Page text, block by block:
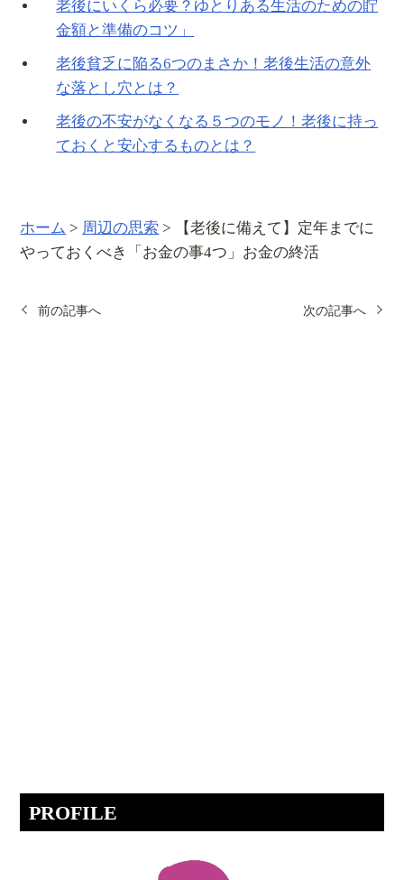
老後にいくら必要？ゆとりある生活のための貯
金額と準備のコツ」
老後貧乏に陥る6つのまさか！老後生活の意外
な落とし穴とは？
老後の不安がなくなる５つのモノ！老後に持っ
ておくと安心するものとは？
ホーム > 周辺の思索 >
【老後に備えて】定年までに
やっておくべき「お金の事4つ」お金の終活
前の記事へ 次の記事へ
PROFILE